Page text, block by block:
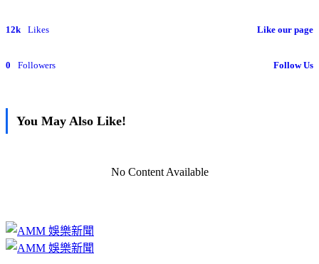
12k Likes Like our page
0 Followers Follow Us
You May Also Like!
No Content Available